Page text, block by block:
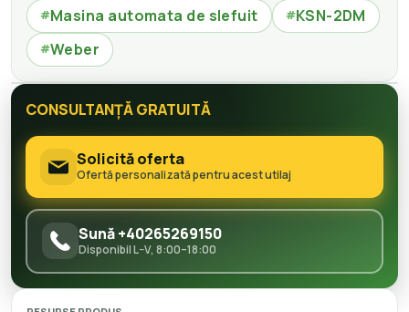
#Masina automata de slefuit #KSN-2DM
#Weber
CONSULTANȚĂ GRATUITĂ
Solicită oferta
Ofertă personalizată pentru acest utilaj
Sună +40265269150
Disponibil L–V, 8:00–18:00